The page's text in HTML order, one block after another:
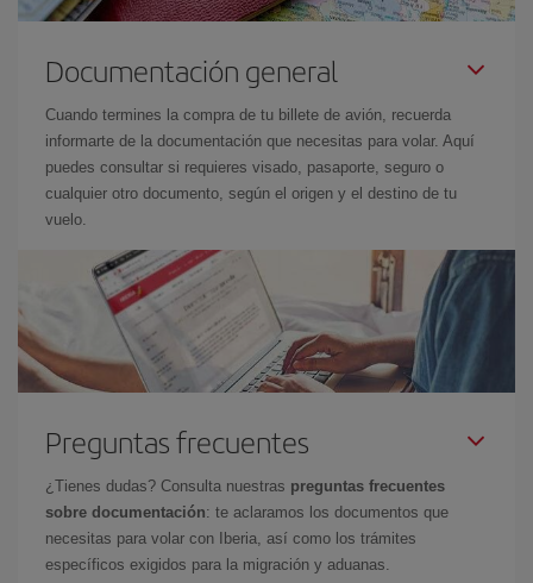
Documentación general
Cuando termines la compra de tu billete de avión, recuerda
informarte de la documentación que necesitas para volar. Aquí
puedes consultar si requieres visado, pasaporte, seguro o
cualquier otro documento, según el origen y el destino de tu
vuelo.
Preguntas frecuentes
¿Tienes dudas? Consulta nuestras preguntas frecuentes
sobre documentación: te aclaramos los documentos que
necesitas para volar con Iberia, así como los trámites
específicos exigidos para la migración y aduanas.